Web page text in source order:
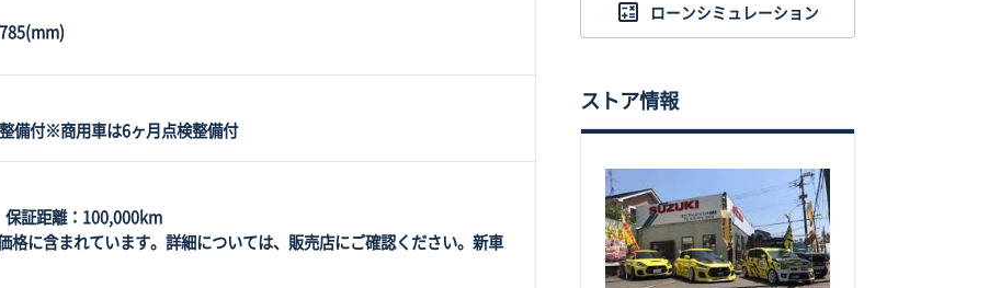
備付※商用車は6ヶ月点検整備付
証距離：100,000km
格に含まれています。詳細については、販売店にご確認ください。新車
ローンシミュレーション
ストア情報